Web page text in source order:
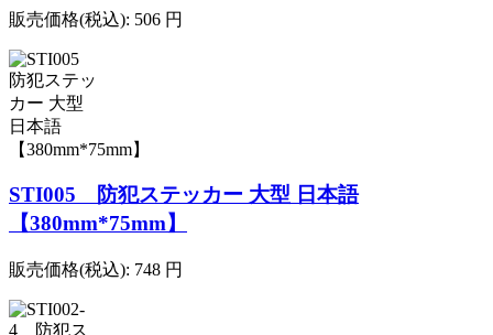
販売価格(税込): 506 円
STI005 防犯ステッカー 大型 日本語
【380mm*75mm】
販売価格(税込): 748 円